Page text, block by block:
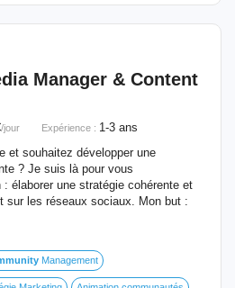
Manager & Content
/jour Expérience : 1-3 ans
et souhaitez développer une
? Je suis là pour vous
élaborer une stratégie cohérente et
sur les réseaux sociaux. Mon but :
Management